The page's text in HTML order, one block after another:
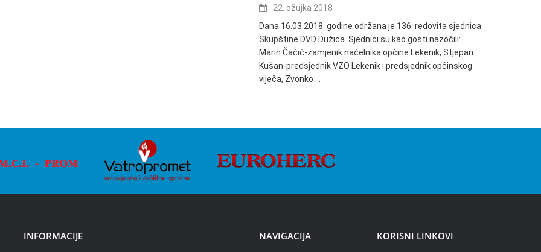
22. ožujka 2018
Dana 16.03.2018. godine održana je 136. redovita sjednica
Skupštine DVD Dužica. Sjednici su kao gosti nazočili:
Marin Čačić-zamjenik načelnika opčine Lekenik, Stjepan
Kušan-predsjednik VZO Lekenik i predsjednik općinskog
viječa, Zvonko …
INFORMACIJE NAVIGACIJA KORISNI LINKOVI